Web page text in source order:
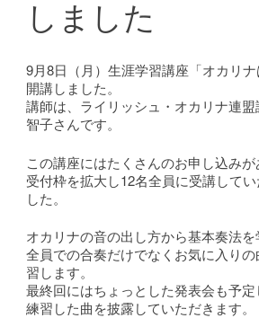
しました
9月8日（月）生涯学習講座「オカリ
開講しました。
講師は、ライリッシュ・オカリナ連
智子さんです。
この講座にはたくさんのお申し込みが
受付枠を拡大し12名全員に受講して
した。
オカリナの音の出し方から基本奏法
全員での合奏だけでなくお気に入り
習します。
最終回にはちょっとした発表会も予定
練習した曲を披露していただきます。